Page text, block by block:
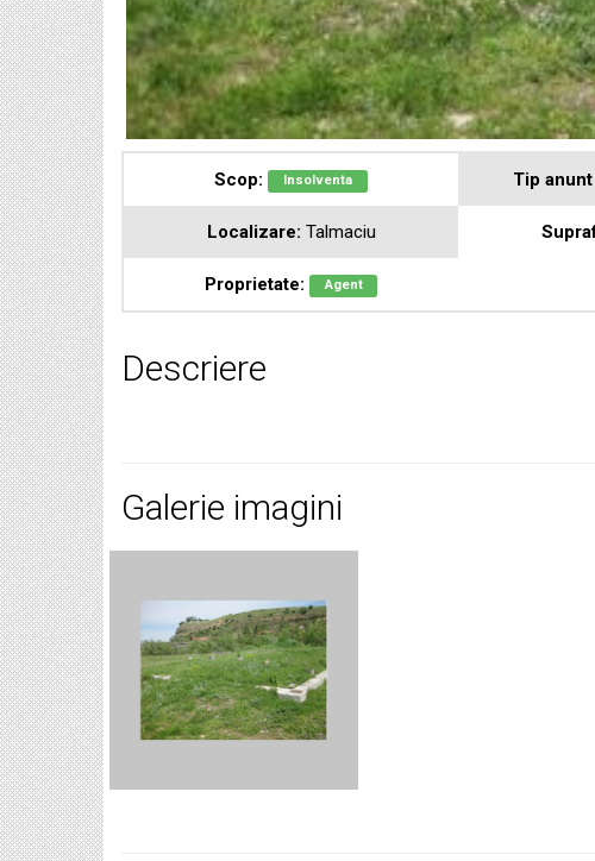
Scop: Insolventa Tip
Localizare: Talmaciu
Proprietate: Agent
Descriere
Galerie imagini